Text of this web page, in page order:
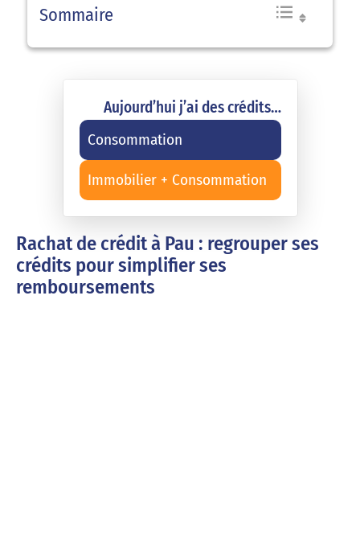
Sommaire
Aujourd’hui j’ai des crédits…
Consommation
Immobilier + Consommation
Rachat de crédit à Pau : regrouper ses
crédits pour simplifier ses
remboursements